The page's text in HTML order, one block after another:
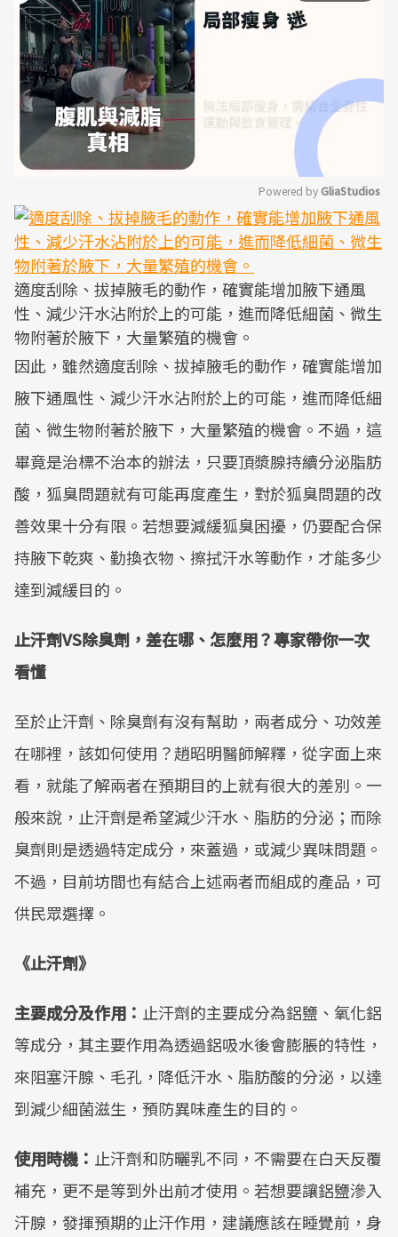
Mute
Powered by GliaStudios
適度刮除、拔掉腋毛的動作，確實能增加腋下通風
性、減少汗水沾附於上的可能，進而降低細菌、微生
物附著於腋下，大量繁殖的機會。
因此，雖然適度刮除、拔掉腋毛的動作，確實能增加
腋下通風性、減少汗水沾附於上的可能，進而降低細
菌、微生物附著於腋下，大量繁殖的機會。不過，這
畢竟是治標不治本的辦法，只要頂漿腺持續分泌脂肪
酸，狐臭問題就有可能再度產生，對於狐臭問題的改
善效果十分有限。若想要減緩狐臭困擾，仍要配合保
持腋下乾爽、勤換衣物、擦拭汗水等動作，才能多少
達到減緩目的。
止汗劑VS除臭劑，差在哪、怎麼用？專家帶你一次
看懂
至於止汗劑、除臭劑有沒有幫助，兩者成分、功效差
在哪裡，該如何使用？趙昭明醫師解釋，從字面上來
看，就能了解兩者在預期目的上就有很大的差別。一
般來說，止汗劑是希望減少汗水、脂肪的分泌；而除
臭劑則是透過特定成分，來蓋過，或減少異味問題。
不過，目前坊間也有結合上述兩者而組成的產品，可
供民眾選擇。
《止汗劑》
主要成分及作用： 止汗劑的主要成分為鋁鹽、氧化鋁
等成分，其主要作用為透過鋁吸水後會膨脹的特性，
來阻塞汗腺、毛孔，降低汗水、脂肪酸的分泌，以達
到減少細菌滋生，預防異味產生的目的。
使用時機： 止汗劑和防曬乳不同，不需要在白天反覆
補充，更不是等到外出前才使用。若想要讓鋁鹽滲入
汗腺，發揮預期的止汗作用，建議應該在睡覺前，身